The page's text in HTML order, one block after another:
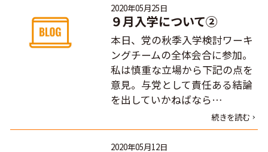
2020年05月25日
９月入学について②
本日、党の秋季入学検討ワーキ
ングチームの全体会合に参加。
私は慎重な立場から下記の点を
意見。与党として責任ある結論
を出していかねばなら…
続きを読む
2020年05月12日